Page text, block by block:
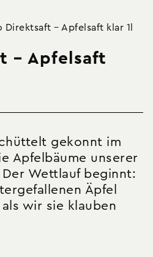
Direktsaft – Apfelsaft klar 1l
– Apfelsaft
gekonnt im
Apfelbäume unserer
Wettlauf beginnt:
Äpfel
wir sie klauben